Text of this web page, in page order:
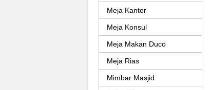
Meja Kantor
Meja Konsul
Meja Makan Duco
Meja Rias
Mimbar Masjid